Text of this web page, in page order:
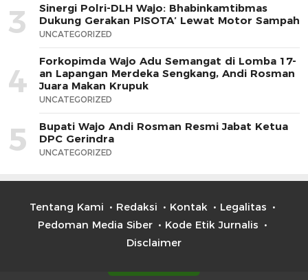
3
Sinergi Polri-DLH Wajo: Bhabinkamtibmas
Dukung Gerakan PISOTA’ Lewat Motor Sampah
UNCATEGORIZED
4
Forkopimda Wajo Adu Semangat di Lomba 17-
an Lapangan Merdeka Sengkang, Andi Rosman
Juara Makan Krupuk
UNCATEGORIZED
5
Bupati Wajo Andi Rosman Resmi Jabat Ketua
DPC Gerindra
UNCATEGORIZED
Tentang Kami Redaksi Kontak
Legalitas
Pedoman Media Siber
Kode Etik Jurnalis
Disclaimer